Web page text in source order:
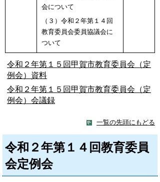
会について
（３）令和２年第１４回
教育委員会委員協議会に
ついて
令和２年第１５回甲賀市教育委員会（定
例会）資料
令和２年第１５回甲賀市教育委員会（定
例会）会議録
一覧の先頭にもどる
令和２年第１４回教育委員
会定例会